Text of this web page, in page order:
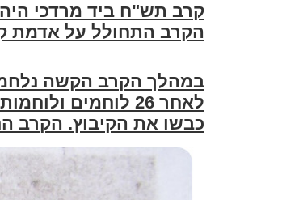
קרב תש"ח ביד מרדכי
הקרב התחולל על אדמת
לאחר 26 לוחמים
כבשו את הקיבוץ. הקרב